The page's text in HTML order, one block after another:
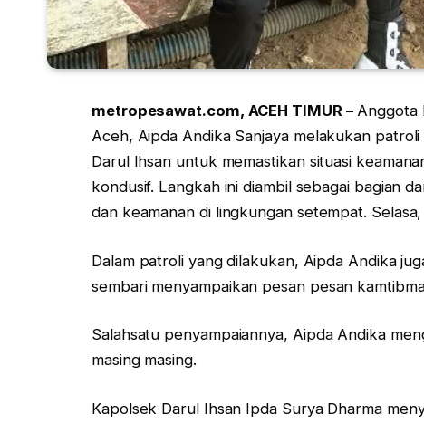
metropesawat.com, ACEH TIMUR –Anggota
Aceh, Aipda Andika Sanjaya melakukan
Darul Ihsan untuk memastikan situasi
kondusif. Langkah ini diambil sebagai bagian
dan keamanan di lingkungan setempat.
Dalam patroli yang dilakukan, Aipda Andika
sembari menyampaikan pesan pesan
Salahsatu penyampaiannya, Aipda Andika
masing masing.
Kapolsek Darul Ihsan Ipda Surya Dharma